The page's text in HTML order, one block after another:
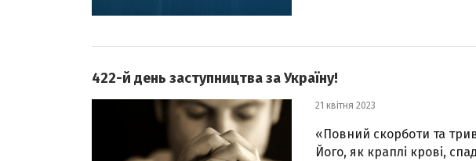
422-й день заступництва за Україну!
21 квітня 2023
«Повний скорботи та
Його, як краплі крові,